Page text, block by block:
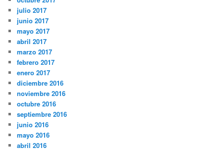
julio 2017
junio 2017
mayo 2017
abril 2017
marzo 2017
febrero 2017
enero 2017
diciembre 2016
noviembre 2016
octubre 2016
septiembre 2016
junio 2016
mayo 2016
abril 2016